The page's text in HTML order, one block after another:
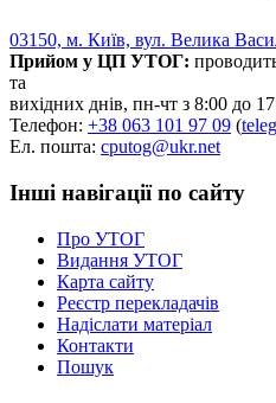
03150, м. Київ, вул. Велика
Прийом у ЦП УТОГ:
та
вихідних днів, пн-чт з 8:00 до
Телефон: +38 063 101 97 09 (
Ел. пошта: cputog@ukr.net
Інші навігації по сайту
Про УТОГ
Видання УТОГ
Карта сайту
Реєстр перекладачів
Надіслати матеріал
Контакти
Пошук